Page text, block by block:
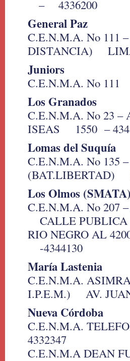
– 4336200
General Paz
C.E.N.M.A. No 111
DISTANCIA)
Juniors
C.E.N.M.A. No
Los Granados
C.E.N.M.A. No 23
ISEAS 1550 –
Lomas del Suquía
C.E.N.M.A. No 135
(BAT.LIBERTAD)
Los Olmos (SMATA)
C.E.N.M.A. No 207
CALLE
RIO NEGRO AL
-4344130
María Lastenia
C.E.N.M.A.
I.P.E.M.) AV.
Nueva Córdoba
C.E.N.M.A.
4332347
C.E.N.M.A DEAN